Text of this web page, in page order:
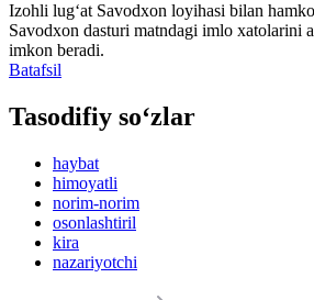
Izohli lugʻat Savodxon loyihasi bilan
Savodxon dasturi matndagi imlo xatolarini
imkon beradi.
Batafsil
Tasodifiy so‘zlar
haybat
himoyatli
norim-norim
osonlashtiril
kira
nazariyotchi